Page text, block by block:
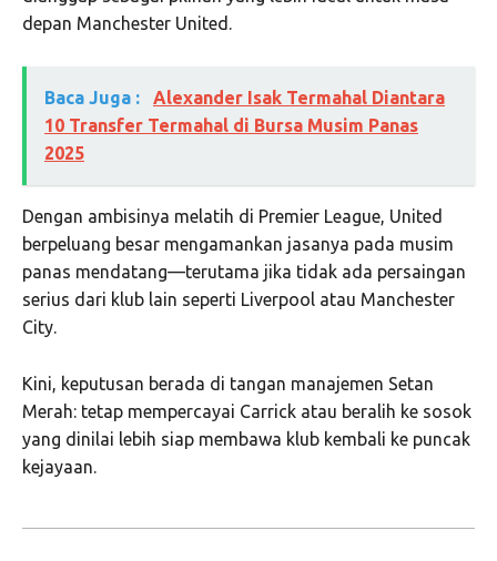
depan Manchester United.
Baca Juga :
Alexander Isak Termahal Diantara
10 Transfer Termahal di Bursa Musim Panas
2025
Dengan ambisinya melatih di Premier League, United
berpeluang besar mengamankan jasanya pada musim
panas mendatang—terutama jika tidak ada persaingan
serius dari klub lain seperti Liverpool atau Manchester
City.
Kini, keputusan berada di tangan manajemen Setan
Merah: tetap mempercayai Carrick atau beralih ke sosok
yang dinilai lebih siap membawa klub kembali ke puncak
kejayaan.